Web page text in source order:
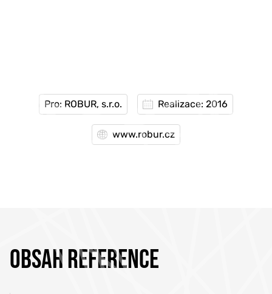
Pro: ROBUR, s.r.o. Realizace: 2016
www.robur.cz
OBSAH REFERENCE